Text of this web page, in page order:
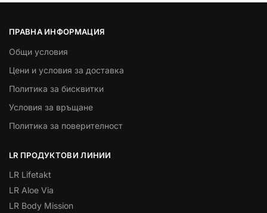
ПРАВНА ИНФОРМАЦИЯ
Общи условия
Цени и условия за доставка
Политика за бисквитки
Условия за връщане
Политика за поверителност
LR ПРОДУКТОВИ ЛИНИИ
LR Lifetakt
LR Aloe Via
LR Body Mission